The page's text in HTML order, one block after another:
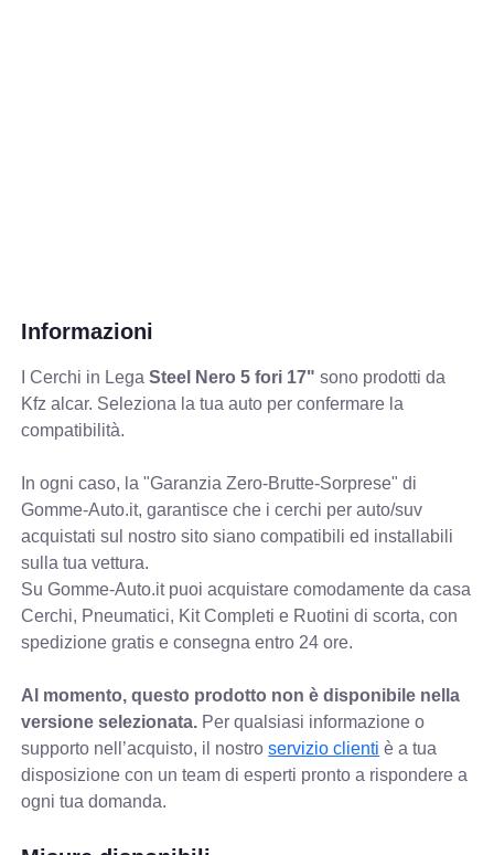
Informazioni
I Cerchi in LegaSteel Nero 5 fori 17" sono prodotti da
Kfz alcar. Seleziona la tua auto per confermare la
compatibilità.
In ogni caso, la "Garanzia Zero-Brutte-Sorprese" di
Gomme-Auto.it, garantisce che i cerchi per auto/suv
acquistati sul nostro sito siano compatibili ed installabili
sulla tua vettura.
Su Gomme-Auto.it puoi acquistare comodamente da casa
Cerchi, Pneumatici, Kit Completi e Ruotini di scorta, con
spedizione gratis e consegna entro 24 ore.
Al momento, questo prodotto non è disponibile nella
versione selezionata. Per qualsiasi informazione o
supporto nell’acquisto, il nostroservizio clienti è a tua
disposizione con un team di esperti pronto a rispondere a
ogni tua domanda.